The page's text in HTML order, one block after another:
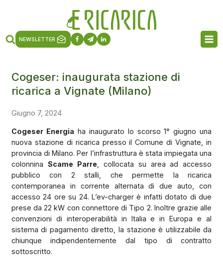
NEWSLETTER
Cogeser: inaugurata stazione di
ricarica a Vignate (Milano)
Giugno 7, 2024
Cogeser Energia ha inaugurato lo scorso 1° giugno una
nuova stazione di ricarica presso il Comune di Vignate, in
provincia di Milano. Per l’infrastruttura è stata impiegata una
colonnina Scame Parre , collocata su area ad accesso
pubblico con 2 stalli, che permette la ricarica
contemporanea in corrente alternata di due auto, con
accesso 24 ore su 24. L’ev-charger è infatti dotato di due
prese da 22 kW con connettore di Tipo 2. Inoltre grazie alle
convenzioni di interoperabilità in Italia e in Europa e al
sistema di pagamento diretto, la stazione è utilizzabile da
chiunque indipendentemente dal tipo di contratto
sottoscritto.